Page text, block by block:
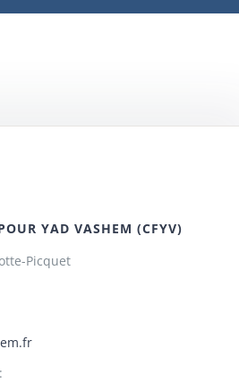
YAD VASHEM (CFYV)
Picquet